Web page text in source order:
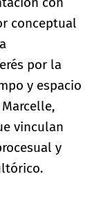
conceptual
por la
y espacio
vinculan
y